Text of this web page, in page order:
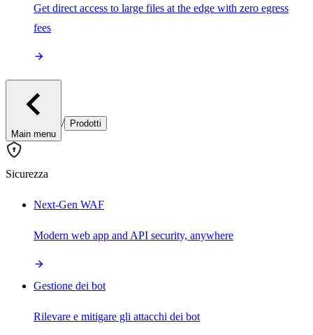
Get direct access to large files at the edge with zero egress
fees
Main menu
/ Prodotti
Sicurezza
Next-Gen WAF
Modern web app and API security, anywhere
Gestione dei bot
Rilevare e mitigare gli attacchi dei bot